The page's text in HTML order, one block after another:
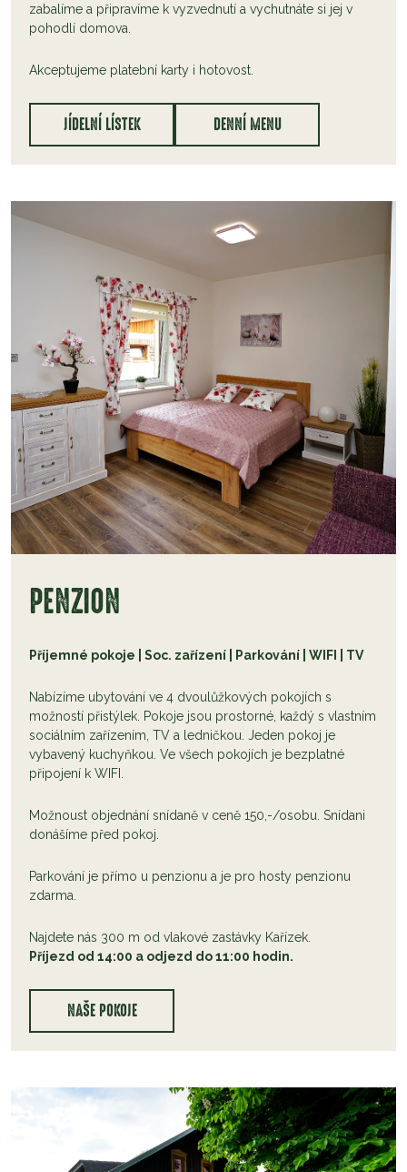
zabalíme a připravíme k vyzvednutí a vychutnáte si jej v
pohodlí domova.
Akceptujeme platební karty i hotovost.
JÍDELNÍ LÍSTEK DENNÍ MENU
PENZION
Příjemné pokoje | Soc. zařízení | Parkování | WIFI | TV
Nabízíme ubytování ve 4 dvoulůžkových pokojích s
možností přistýlek. Pokoje jsou prostorné, každý s vlastním
sociálním zařízením, TV a ledničkou. Jeden pokoj je
vybavený kuchyňkou. Ve všech pokojích je bezplatné
připojení k WIFI.
Možnoust objednání snídaně v ceně 150,-/osobu. Snídani
donášíme před pokoj.
Parkování je přímo u penzionu a je pro hosty penzionu
zdarma.
Najdete nás 300 m od vlakové zastávky Kařízek.
Příjezd od 14:00 a odjezd do 11:00 hodin.
NAŠE POKOJE